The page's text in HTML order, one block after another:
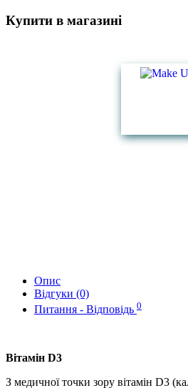
Купити в магазині
Опис
Відгуки (0)
Питання - Відповідь 0
Вітамін D3
З медичної точки зору вітамін D3